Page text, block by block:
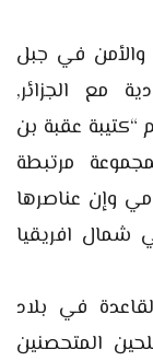
الجيش والأمن في جبل
مع الجزائر,
عقبة بن
مرتبطة
وإن عناصرها
شمال افريقيا
في بلاد
المتحصنين